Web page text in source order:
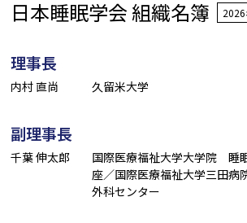
日本睡眠学会 組織名簿
理事長
内村 直尚 久留米大学
副理事長
千葉 伸太郎
国際医療福祉大学大学院 睡
座／国際医療福祉大学三田
外科センター